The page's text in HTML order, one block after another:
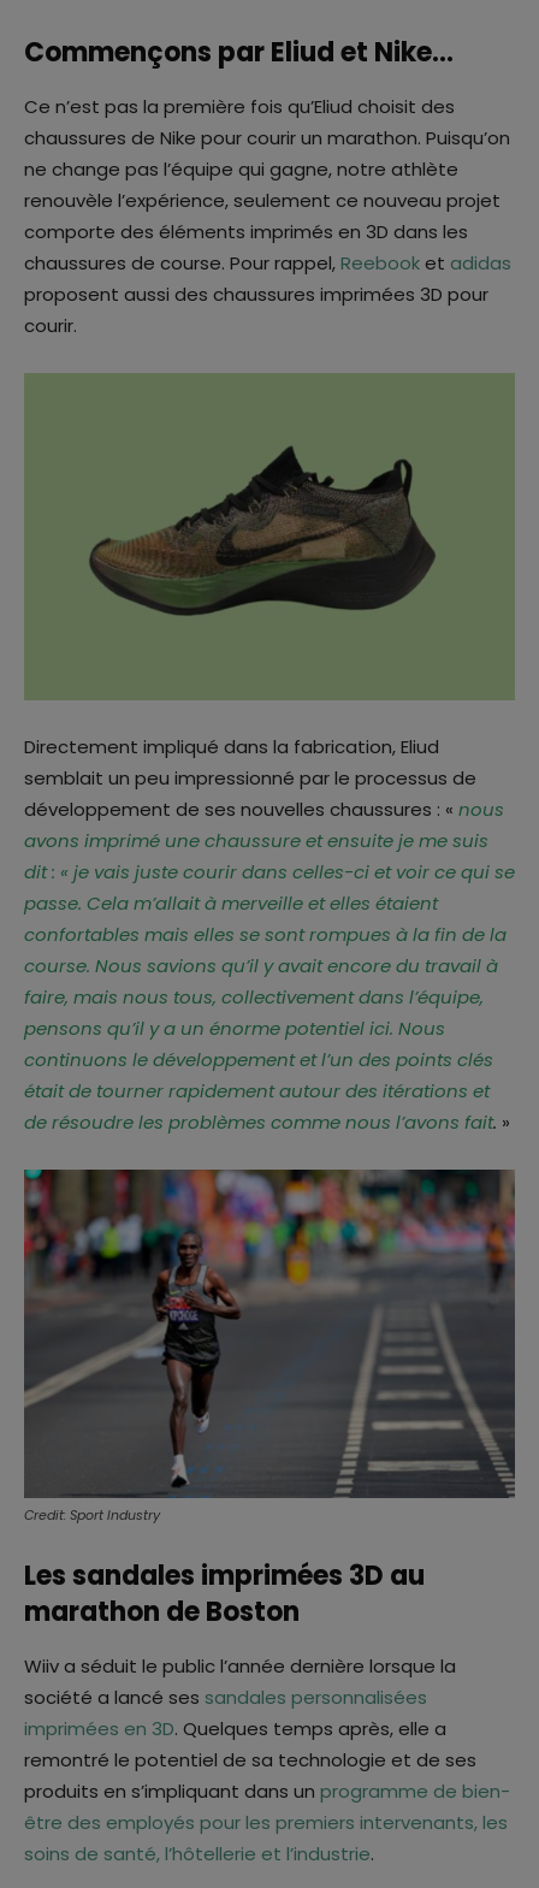
Commençons par Eliud et Nike…
Ce n’est pas la première fois qu’Eliud choisit des
chaussures de Nike pour courir un marathon. Puisqu’on
ne change pas l’équipe qui gagne, notre athlète
renouvèle l’expérience, seulement ce nouveau projet
comporte des éléments imprimés en 3D dans les
chaussures de course. Pour rappel,Reebooket adidas
proposent aussi des chaussures imprimées 3D pour
courir.
Directement impliqué dans la fabrication, Eliud
semblait un peu impressionné par le processus de
développement de ses nouvelles chaussures : « nous
avons imprimé une chaussure et ensuite je me suis
dit : « je vais juste courir dans celles-ci et voir ce qui se
passe. Cela m’allait à merveille et elles étaient
confortables mais elles se sont rompues à la fin de la
course. Nous savions qu’il y avait encore du travail à
faire, mais nous tous, collectivement dans l’équipe,
pensons qu’il y a un énorme potentiel ici. Nous
continuons le développement et l’un des points clés
était de tourner rapidement autour des itérations et
de résoudre les problèmes comme nous l’avons fait. »
Credit: Sport Industry
Les sandales imprimées 3D au
marathon de Boston
Wiiv a séduit le public l’année dernière lorsque la
société a lancé ses sandales personnalisées
imprimées en 3D. Quelques temps après, elle a
remontré le potentiel de sa technologie et de ses
produits en s’impliquant dans un programme de bien-
être des employés pour les premiers intervenants, les
soins de santé, l’hôtellerie et l’industrie.